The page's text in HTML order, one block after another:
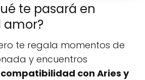
te pasará en
amor?
te regala momentos de
y encuentros
compatibilidad con Aries y